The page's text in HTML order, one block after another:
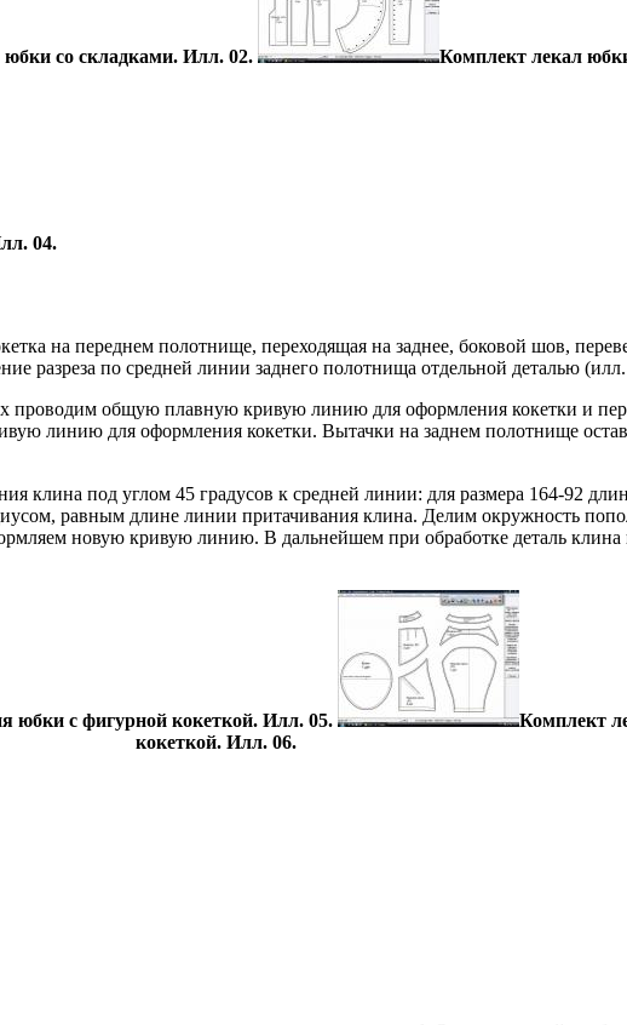
со складками. Илл. 02. Комплект лекал
04.
на переднем полотнище, переходящая на заднее, боковой шов,
разреза по средней линии заднего полотнища отдельной деталью
проводим общую плавную кривую линию для оформления кокетки и
линию для оформления кокетки. Вытачки на заднем полотнище
клина под углом 45 градусов к средней линии: для размера 164-92
равным длине линии притачивания клина. Делим окружность
новую кривую линию. В дальнейшем при обработке деталь клина
юбки с фигурной кокеткой. Илл. 05.
Комплект
кокеткой. Илл. 06.